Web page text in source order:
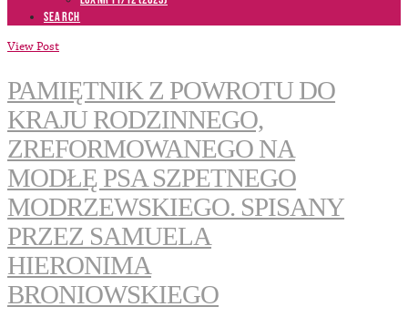
SEARCH
View Post
PAMIĘTNIK Z POWROTU DO
KRAJU RODZINNEGO,
ZREFORMOWANEGO NA
MODŁĘ PSA SZPETNEGO
MODRZEWSKIEGO. SPISANY
PRZEZ SAMUELA
HIERONIMA
BRONIOWSKIEGO